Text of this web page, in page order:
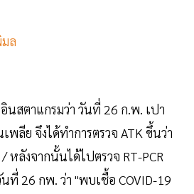
ล
นสตาแกรมว่า วันที่ 26 ก.พ. เปา
พลีย จึงได้ทำการตรวจ ATK ขึ้นว่า
ลังจากนั้นได้ไปตรวจ RT-PCR
26 กพ. ว่า "พบเชื้อ COVID-19